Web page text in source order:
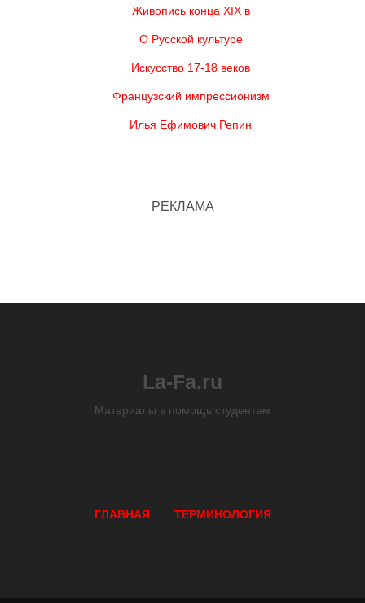
Живопись конца XIX в
О Русской культуре
Искусство 17-18 веков
Французский импрессионизм
Илья Ефимович Репин
РЕКЛАМА
La-Fa.ru
Материалы в помощь студентам
ГЛАВНАЯ ТЕРМИНОЛОГИЯ